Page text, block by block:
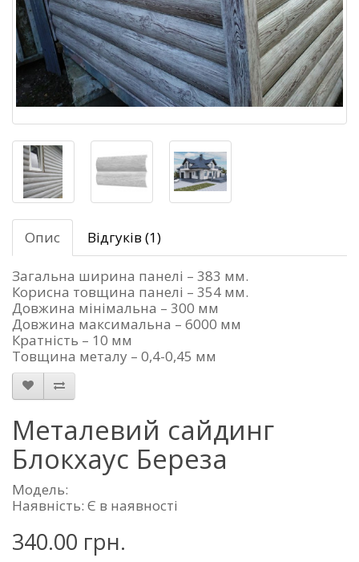
Опис Відгуків (1)
Загальна ширина панелі – 383 мм.
Корисна товщина панелі – 354 мм.
Довжина мінімальна – 300 мм
Довжина максимальна – 6000 мм
Кратність – 10 мм
Товщина металу – 0,4-0,45 мм
Металевий сайдинг
Блокхаус Береза
Модель:
Наявність: Є в наявності
340.00 грн.